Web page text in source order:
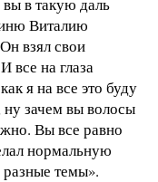
Виталию
взял свои
все на глаза
я на все это буду
зачем вы волосы
Вы все равно
нормальную
темы».